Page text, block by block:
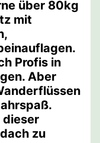
über 80kg
mit
Profis in
Aber
dieser
zu